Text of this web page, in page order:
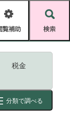
白 黒 青
検索
税金
分類で調べる